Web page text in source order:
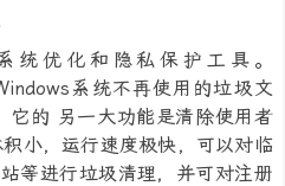
统优化和隐私保护工具。
系统不再使用的垃圾文
它的 另一大功能是清除使用者
小，运行速度极快，可以对临
等进行垃圾清理，并可对注册